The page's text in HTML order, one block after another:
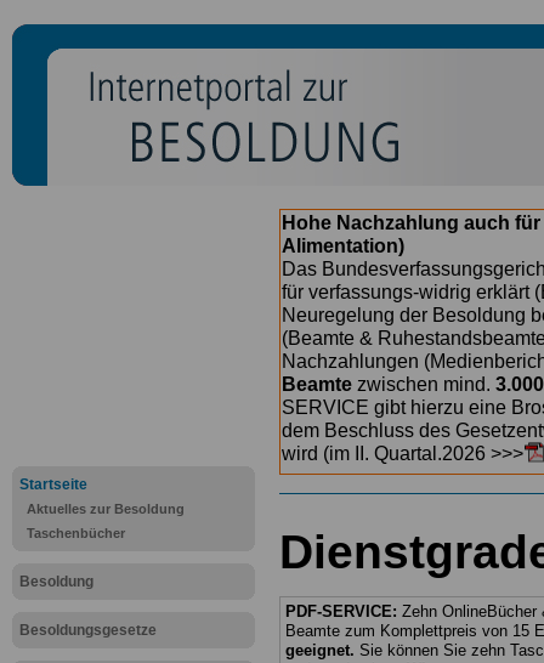
Startseite
Aktuelles zur Besoldung
Taschenbücher
Besoldung
Besoldungsgesetze
Hohe Nachzahlung auch
Alimentation)
Das
für verfassungs-widrig erklärt
Neuregelung der Besoldung
(Beamte &
Nachzahlungen
Beamte zwischen mind.
SERVICE gibt hierzu eine
dem Beschluss des
wird (im II. Quartal.2026 >>>
PDF-SERVICE: Zehn
Beamte zum Komplettpreis von 15
geeignet. Sie können Sie zehn